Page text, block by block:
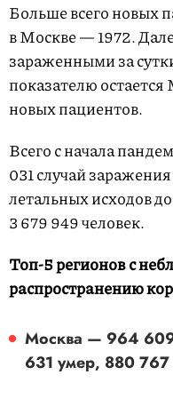
Больше всего новых
в Москве — 1972.
зараженными за
показателю
новых пациентов.
Всего с начала
031 случай
летальных исходов
3 679 949 человек.
Топ-5 регионов с
распространению
Москва — 964 609
631 умер, 880